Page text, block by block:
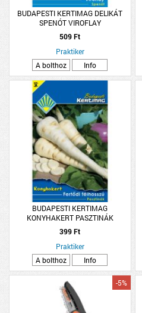
BUDAPESTI KERTIMAG DELIKÁT
SPENÓT VIROFLAY
509 Ft
Praktiker
A bolthoz
Info
BUDAPESTI KERTIMAG
KONYHAKERT PASZTINÁK
FÉLHOSSZÚ
399 Ft
Praktiker
A bolthoz
Info
-5%